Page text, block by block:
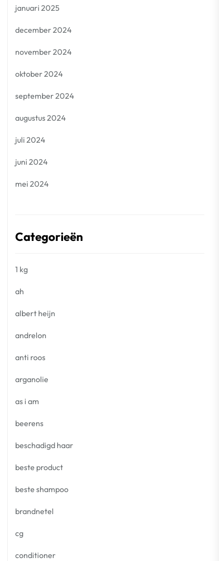
januari 2025
december 2024
november 2024
oktober 2024
september 2024
augustus 2024
juli 2024
juni 2024
mei 2024
Categorieën
1 kg
ah
albert heijn
andrelon
anti roos
arganolie
as i am
beerens
beschadigd haar
beste product
beste shampoo
brandnetel
cg
conditioner